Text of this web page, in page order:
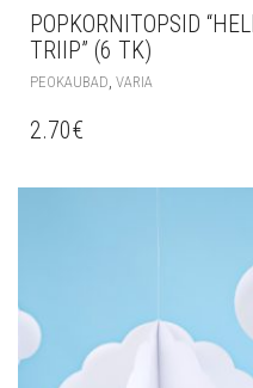
POPKORNITOPSID
TRIIP” (6 TK)
PEOKAUBAD, VARIA
2.70€